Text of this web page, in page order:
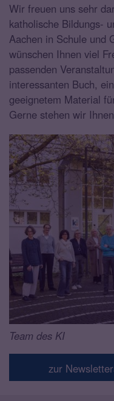
Wir freuen uns sehr
katholische Bildungs-
Aachen in Schule und
wünschen Ihnen viel
passenden
interessanten Buch,
geeignetem Material
Gerne stehen wir
Team des KI
zur